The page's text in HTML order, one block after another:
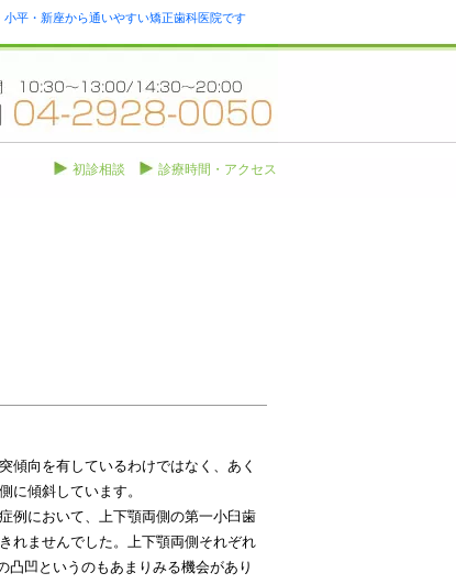
平・新座から通いやすい矯正歯科医院です
診療時間・アクセス
初診相談
傾向を有しているわけではなく、あく
に傾斜しています。
例において、上下顎両側の第一小臼歯
れませんでした。上下顎両側それぞれ
凹というのもあまりみる機会があり